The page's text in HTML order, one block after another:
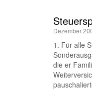
Dezember
1. Für alle
die er